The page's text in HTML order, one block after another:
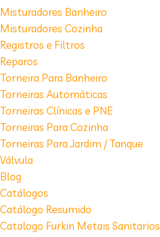
Misturadores Banheiro
Misturadores Cozinha
Registros e Filtros
Reparos
Torneira Para Banheiro
Torneiras Automáticas
Torneiras Clínicas e PNE
Torneiras Para Cozinha
Torneiras Para Jardim / Tanque
Válvula
Blog
Catálogos
Catálogo Resumido
Catalogo Furkin Metais Sanitarios